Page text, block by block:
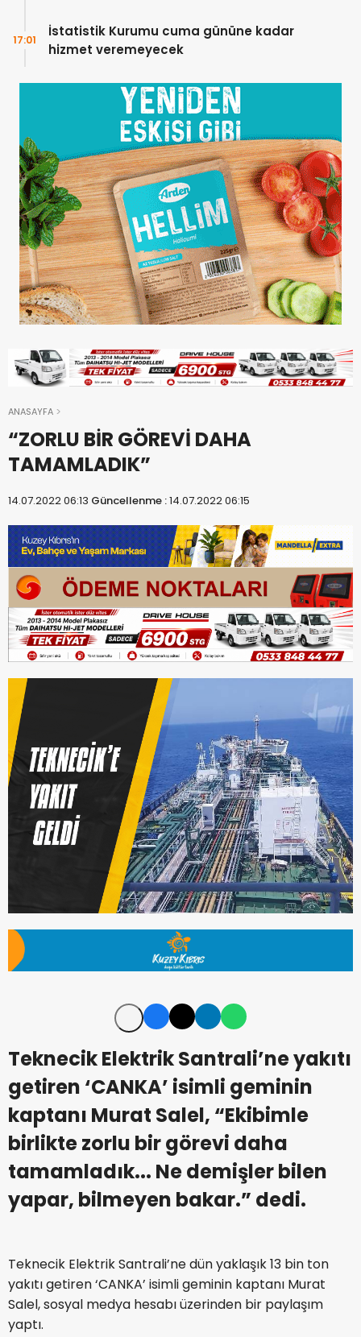
İstatistik Kurumu cuma gününe kadar
hizmet veremeyecek
17:01
ANASAYFA
“ZORLU BİR GÖREVİ DAHA
TAMAMLADIK”
14.07.2022 06:13 Güncellenme :14.07.2022 06:15
Teknecik Elektrik Santrali’ne yakıtı
getiren ‘CANKA’ isimli geminin
kaptanı Murat Salel, “Ekibimle
birlikte zorlu bir görevi daha
tamamladık... Ne demişler bilen
yapar, bilmeyen bakar.” dedi.
Teknecik Elektrik Santrali’ne dün yaklaşık 13 bin ton
yakıtı getiren ‘CANKA’ isimli geminin kaptanı Murat
Salel, sosyal medya hesabı üzerinden bir paylaşım
yaptı.